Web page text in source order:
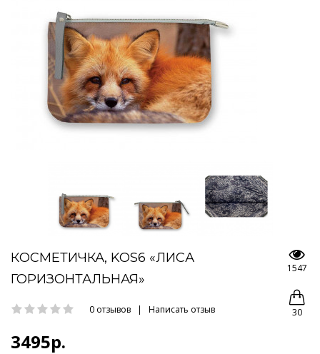
КОСМЕТИЧКА, KOS6 «ЛИСА
ГОРИЗОНТАЛЬНАЯ»
0 отзывов | Написать отзыв
3495р.
1547
30